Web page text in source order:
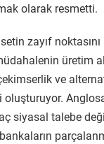
olarak resmetti.
zayıf
üretim
ve
oluşturuyor.
siyasal talebe